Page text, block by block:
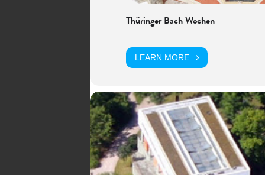
Thüringer Bach Wochen
LEARN MORE